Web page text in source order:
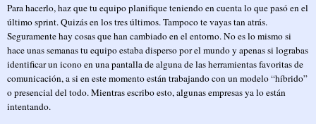
Para hacerlo, haz que tu equipo planifique teniendo en cuenta lo que pasó en el
último sprint. Quizás en los tres últimos. Tampoco te vayas tan atrás.
Seguramente hay cosas que han cambiado en el entorno. No es lo mismo si
hace unas semanas tu equipo estaba disperso por el mundo y apenas si lograbas
identificar un icono en una pantalla de alguna de las herramientas favoritas de
comunicación, a si en este momento están trabajando con un modelo “híbrido”
o presencial del todo. Mientras escribo esto, algunas empresas ya lo están
intentando.